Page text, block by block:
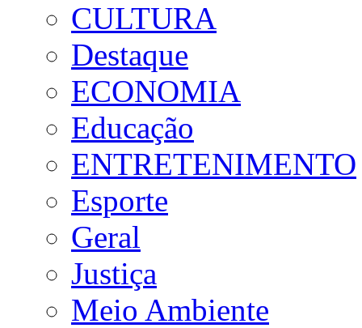
CULTURA
Destaque
ECONOMIA
Educação
ENTRETENIMENTO
Esporte
Geral
Justiça
Meio Ambiente